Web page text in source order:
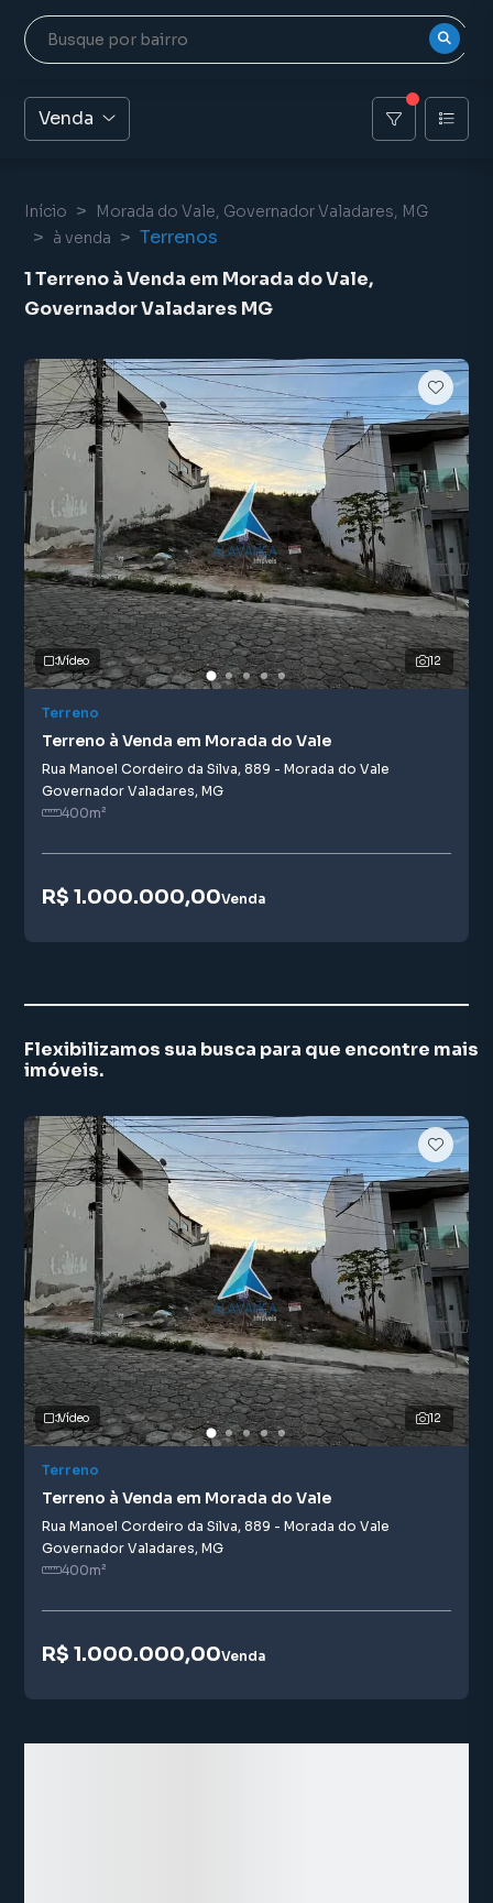
Venda
Início
Morada do Vale, Governador Valadares, MG
à venda
Terrenos
1 Terreno à Venda em Morada do Vale,
Governador Valadares MG
12
Vídeo
Terreno
Terreno à Venda em Morada do Vale
Rua Manoel Cordeiro da Silva, 889 - Morada do Vale
Governador Valadares, MG
400m²
R$ 1.000.000,00Venda
Flexibilizamos sua busca para que encontre mais
imóveis.
12
Vídeo
Terreno
Terreno à Venda em Morada do Vale
Rua Manoel Cordeiro da Silva, 889 - Morada do Vale
Governador Valadares, MG
400m²
R$ 1.000.000,00Venda